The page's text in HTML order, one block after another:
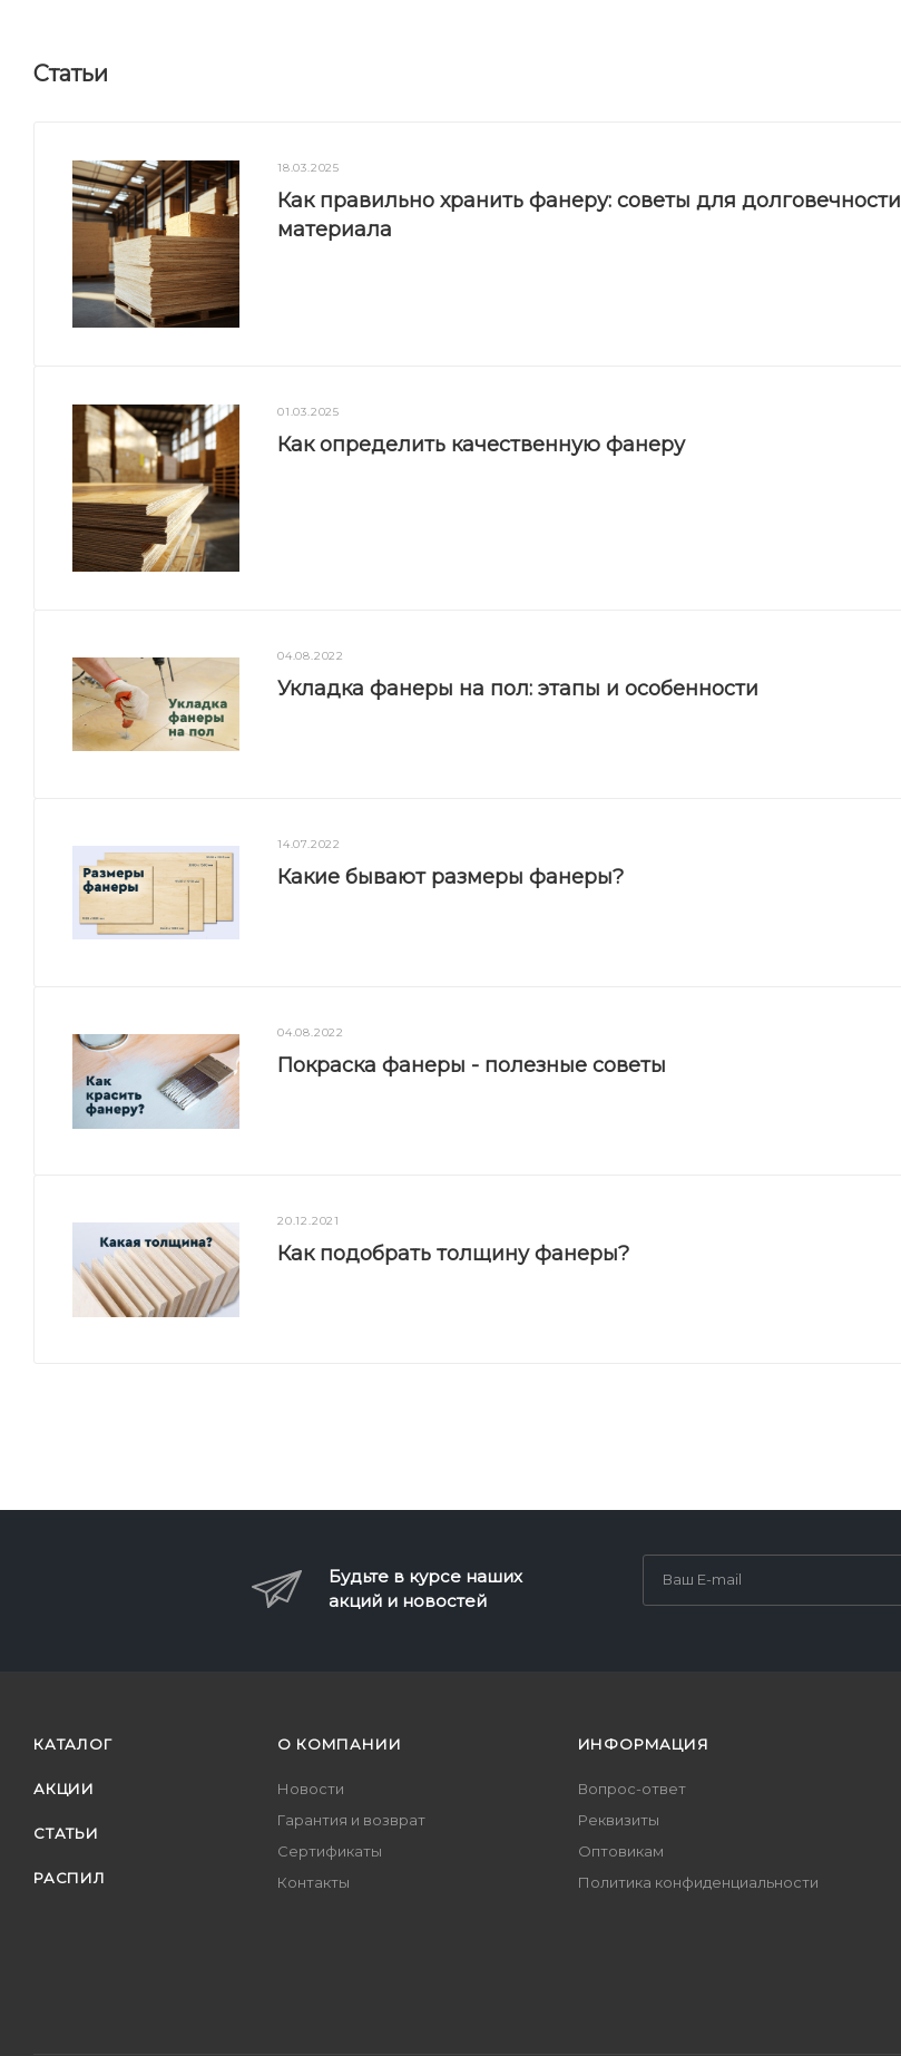
Статьи
18.03.2025
Как правильно хранить фанеру: советы для долговечности
материала
01.03.2025
Как определить качественную фанеру
04.08.2022
Укладка фанеры на пол: этапы и особенности
14.07.2022
Какие бывают размеры фанеры?
04.08.2022
Покраска фанеры - полезные советы
20.12.2021
Как подобрать толщину фанеры?
Будьте в курсе наших
акций и новостей
КАТАЛОГ
АКЦИИ
СТАТЬИ
РАСПИЛ
О КОМПАНИИ
Новости
Гарантия и возврат
Сертификаты
Контакты
ИНФОРМАЦИЯ
Вопрос-ответ
Реквизиты
Оптовикам
Политика конфиденциальности